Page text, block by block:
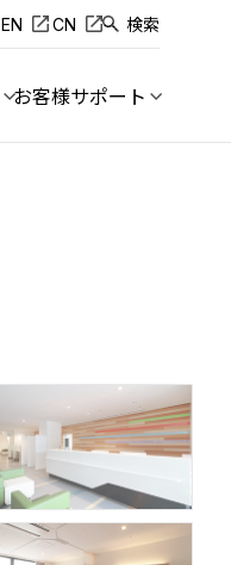
EN CN 検索
お客様サポート